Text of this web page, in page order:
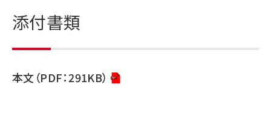
添付書類
本文（PDF：291KB）